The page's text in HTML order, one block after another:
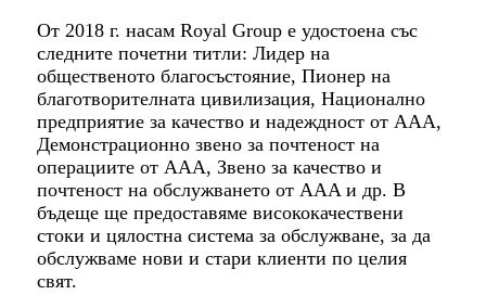
От 2018 г. насам Royal Group е удостоена със
следните почетни титли: Лидер на
общественото благосъстояние, Пионер на
благотворителната цивилизация, Национално
предприятие за качество и надеждност от AAA,
Демонстрационно звено за почтеност на
операциите от AAA, Звено за качество и
почтеност на обслужването от AAA и др. В
бъдеще ще предоставяме висококачествени
стоки и цялостна система за обслужване, за да
обслужваме нови и стари клиенти по целия
свят.